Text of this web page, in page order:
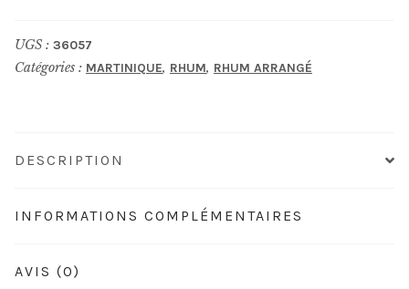
Mangue
Passion
UGS : 36057
Catégories : MARTINIQUE, RHUM, RHUM ARRANGÉ
DESCRIPTION
INFORMATIONS COMPLÉMENTAIRES
AVIS (0)